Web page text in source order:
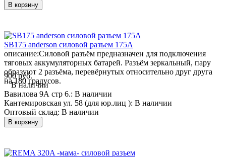
В корзину
SB175 anderson силовой разъем 175А
описание:Силовой разъём предназначен для подключения
тяговых аккумуляторных батарей. Разъём зеркальный, пару
образуют 2 разъёма, перевёрнутых относительно друг друга
на 180 градусов.
900 руб.
В наличии
Вавилова 9А стр 6.: В наличии
Кантемировская ул. 58 (для юр.лиц ): В наличии
Оптовый склад: В наличии
В корзину